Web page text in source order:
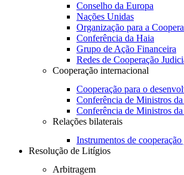
Conselho da Europa
Nações Unidas
Organização para a
Conferência da Haia
Grupo de Ação Financeira
Redes de Cooperação
Cooperação internacional
Cooperação para o
Conferência de Ministros
Conferência de Ministros
Relações bilaterais
Instrumentos de
Resolução de Litígios
Arbitragem